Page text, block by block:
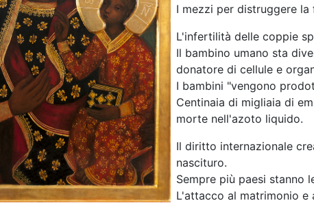
I mezzi per distruggere
L'infertilità delle coppie
Il bambino umano sta
donatore di cellule e
I bambini "vengono
Centinaia di migliaia di
morte nell'azoto liquido.
Il diritto internazionale
nascituro.
Sempre più paesi stanno
L'attacco al matrimonio e